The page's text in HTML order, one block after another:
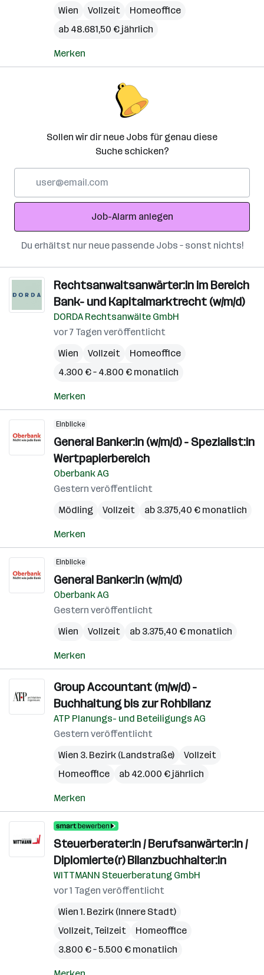
Wien
Vollzeit
Homeoffice
ab 48.681,50 € jährlich
Merken
Sollen wir dir neue Jobs für genau diese
Suche schicken?
Adresse
Job-Alarm anlegen
Du erhältst nur neue passende Jobs – sonst nichts!
Rechtsanwaltsanwärter:in im Bereich
Bank- und Kapitalmarktrecht (w/m/d)
DORDA Rechtsanwälte GmbH
vor 7 Tagen veröffentlicht
Wien
Vollzeit
Homeoffice
4.300 € – 4.800 € monatlich
Merken
Einblicke
General Banker:in (w/m/d) - Spezialist:in
Wertpapierbereich
Oberbank AG
Gestern veröffentlicht
Mödling
Vollzeit ab 3.375,40 € monatlich
Merken
Einblicke
General Banker:in (w/m/d)
Oberbank AG
Gestern veröffentlicht
Wien
Vollzeit ab 3.375,40 € monatlich
Merken
Group Accountant (m/w/d) -
Buchhaltung bis zur Rohbilanz
ATP Planungs- und Beteiligungs AG
Gestern veröffentlicht
Wien 3. Bezirk (Landstraße)
Vollzeit
Homeoffice
ab 42.000 € jährlich
Merken
Steuerberater:in / Berufsanwärter:in /
Diplomierte(r) Bilanzbuchhalter:in
WITTMANN Steuerberatung GmbH
vor 1 Tagen veröffentlicht
Wien 1. Bezirk (Innere Stadt)
Vollzeit, Teilzeit
Homeoffice
3.800 € – 5.500 € monatlich